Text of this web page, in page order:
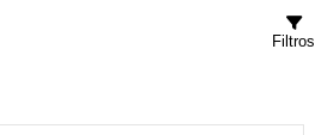
Filtros